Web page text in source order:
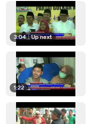
3:04 | Up next
1:22